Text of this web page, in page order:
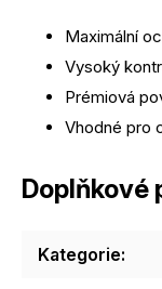
Maximální
Vysoký
Prémiová
Vhodné pro
Doplňkové
Kategorie: